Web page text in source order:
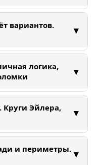
и
вариантов.
▾
перебора,
суммы и
логика,
▾
решать
анализировать
Круги Эйлера,
▾
помогающие
теорией графов и
и периметры. ▾